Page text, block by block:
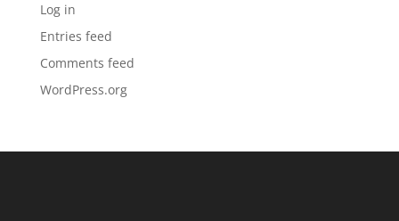
Log in
Entries feed
Comments feed
WordPress.org